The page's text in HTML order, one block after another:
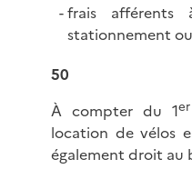
frais
stationnement
50
À compter du 1er
location de vélos
également droit au